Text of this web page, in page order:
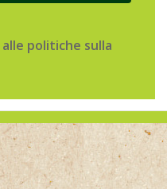
politiche sulla